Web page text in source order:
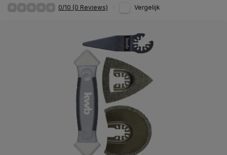
0/10 (0 Reviews) Vergelijk